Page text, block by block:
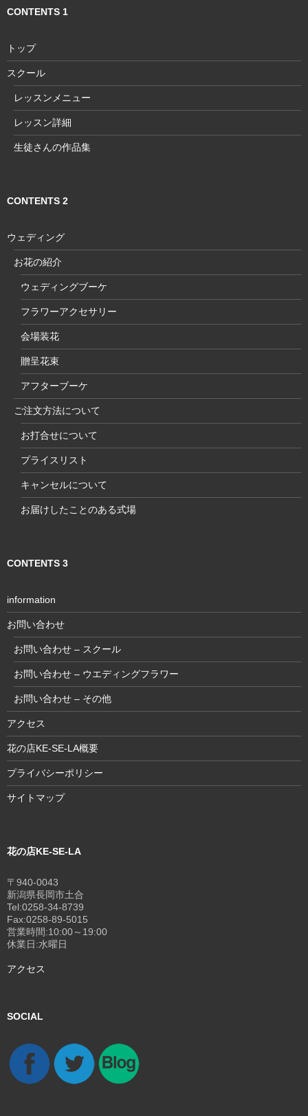
CONTENTS 1
トップ
スクール
レッスンメニュー
レッスン詳細
生徒さんの作品集
CONTENTS 2
ウェディング
お花の紹介
ウェディングブーケ
フラワーアクセサリー
会場装花
贈呈花束
アフターブーケ
ご注文方法について
お打合せについて
プライスリスト
キャンセルについて
お届けしたことのある式場
CONTENTS 3
information
お問い合わせ
お問い合わせ – スクール
お問い合わせ – ウエディングフラワー
お問い合わせ – その他
アクセス
花の店KE-SE-LA概要
プライバシーポリシー
サイトマップ
花の店KE-SE-LA
〒940-0043
新潟県長岡市土合
Tel:0258-34-8739
Fax:0258-89-5015
営業時間:10:00～19:00
休業日:水曜日
アクセス
SOCIAL